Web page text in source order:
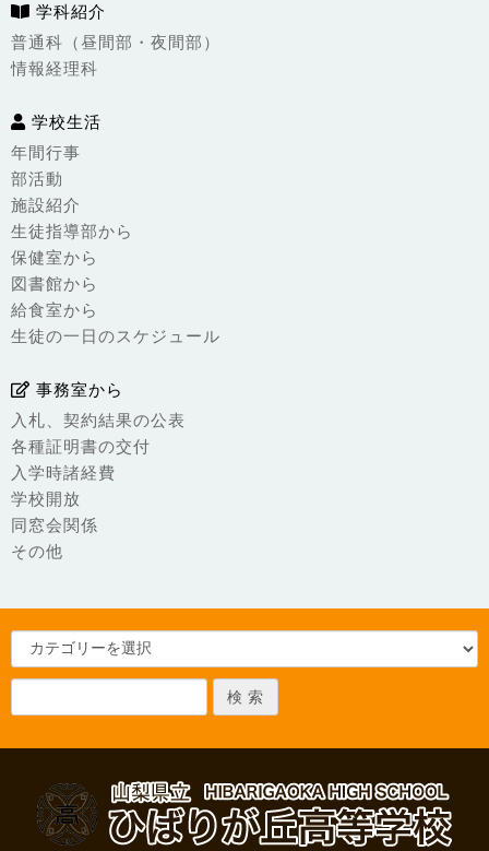
学科紹介
普通科（昼間部・夜間部）
情報経理科
学校生活
年間行事
部活動
施設紹介
生徒指導部から
保健室から
図書館から
給食室から
生徒の一日のスケジュール
事務室から
入札、契約結果の公表
各種証明書の交付
入学時諸経費
学校開放
同窓会関係
その他